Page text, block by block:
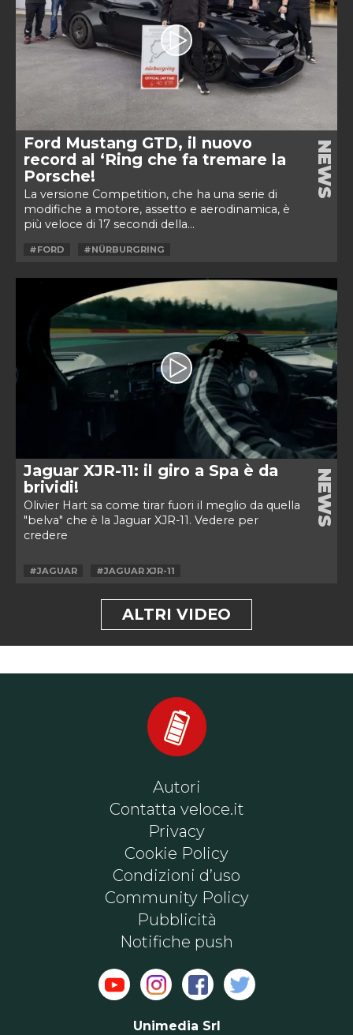
Ford Mustang GTD, il nuovo
record al ‘Ring che fa tremare la
Porsche!
La versione Competition, che ha una serie di
modifiche a motore, assetto e aerodinamica, è
più veloce di 17 secondi della...
NEWS
#FORD #NÜRBURGRING
Jaguar XJR-11: il giro a Spa è da
brividi!
Olivier Hart sa come tirar fuori il meglio da quella
"belva" che è la Jaguar XJR-11. Vedere per
credere
NEWS
#JAGUAR #JAGUAR XJR-11
ALTRI VIDEO
Autori
Contatta veloce.it
Privacy
Cookie Policy
Condizioni d’uso
Community Policy
Pubblicità
Notifiche push
Unimedia Srl